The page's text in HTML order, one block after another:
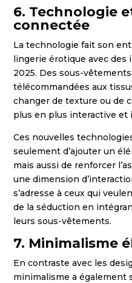
6. Technologie
connectée
La technologie fait son
lingerie érotique avec
2025. Des sous-
télécommandées aux
changer de texture ou de
plus en plus interactive et
Ces nouvelles
seulement d’ajouter un
mais aussi de renforcer
une dimension
s’adresse à ceux qui
de la séduction en
leurs sous-vêtements.
7. Minimalisme
En contraste avec les
minimalisme a également